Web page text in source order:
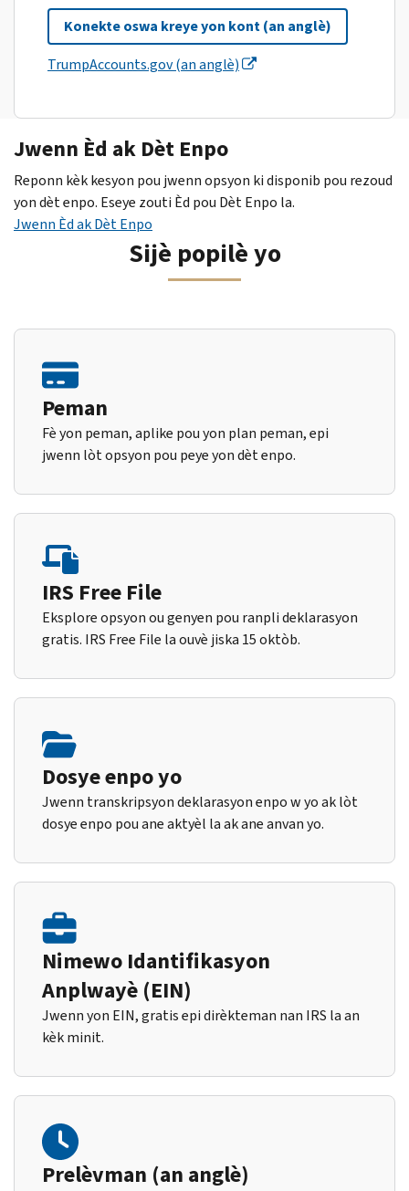
Konekte oswa kreye yon kont (an anglè)
TrumpAccounts.gov (an anglè)
Jwenn Èd ak Dèt Enpo
Reponn kèk kesyon pou jwenn opsyon ki disponib pou rezoud
yon dèt enpo. Eseye zouti Èd pou Dèt Enpo la.
Jwenn Èd ak Dèt Enpo
Sijè popilè yo
Peman
Fè yon peman, aplike pou yon plan peman, epi
jwenn lòt opsyon pou peye yon dèt enpo.
IRS Free File
Eksplore opsyon ou genyen pou ranpli deklarasyon
gratis. IRS Free File la ouvè jiska 15 oktòb.
Dosye enpo yo
Jwenn transkripsyon deklarasyon enpo w yo ak lòt
dosye enpo pou ane aktyèl la ak ane anvan yo.
Nimewo Idantifikasyon
Anplwayè (EIN)
Jwenn yon EIN, gratis epi dirèkteman nan IRS la an
kèk minit.
Prelèvman (an anglè)